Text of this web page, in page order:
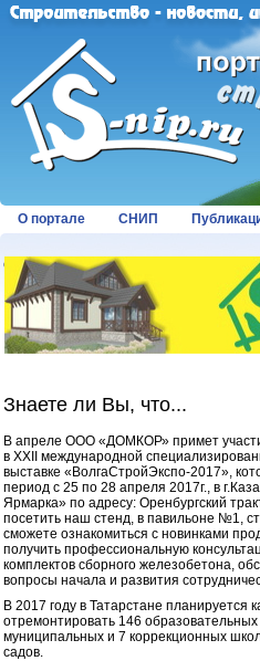
О портале СНИП
Страницы:
Знаете ли Вы, что...
В апреле ООО «ДОМКОР» примет
в XXII международной
выставке «ВолгаСтройЭкспо-2017»,
период с 25 по 28 апреля 2017г., в
Ярмарка» по адресу: Оренбургский
посетить наш стенд, в павильоне №1,
сможете ознакомиться с новинками
получить профессиональную
комплектов сборного железобетона,
вопросы начала и развития
В 2017 году в Татарстане планируется
отремонтировать 146
муниципальных и 7 коррекционных
садов.